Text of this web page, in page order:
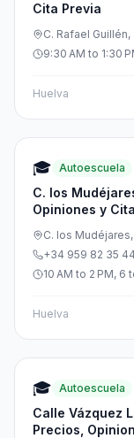
Cita Previa
C. Rafael
9:30 AM to 1:30
Huelva
🎓 Autoescuela
C. los
Opiniones y
C. los
+34 959 82 35 44
10 AM to 2 PM, 6
Huelva
🎓 Autoescuela
Calle Vázquez
Precios,